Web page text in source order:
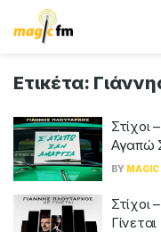
Ετικέτα:
Στίχοι
Αγαπώ
BY MAGIC
Στίχοι
Γίνεται